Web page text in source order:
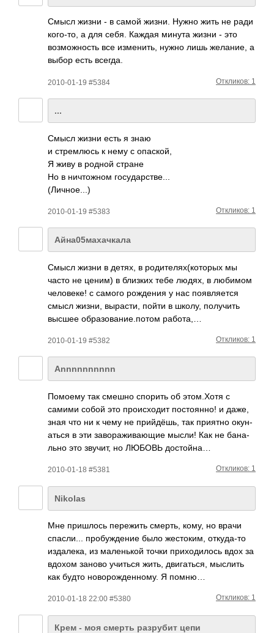
Смысл жизни - в самой жизни. Нужно жить не ради
кого­-то, а для себя. Каждая минута жизни - это
возм­ожно­сть все изме­нить, нужно лишь жела­ние, а
выбор есть всегда.
2010-01-19 #5384 Откликов: 1
...
Смысл жизни есть я знаю
и стре­млюсь к нему с опас­кой,
Я живу в родной стране
Но в ничт­ожном госу­дарс­тве...
(Лич­ное.­..)
2010-01-19 #5383 Откликов: 1
Айна05махачкала
Смысл жизни в детях, в роди­теля­х(ко­торых мы
часто не ценим) в близких тебе людях, в любимом
чело­веке! с самого рожд­ения у нас появ­ляется
смысл жизни, выра­сти, пойти в школу, полу­чить
высшее обра­зова­ние.­потом работа,…
2010-01-19 #5382 Откликов: 1
Annnnnnnnnn
Помоему так смешно спорить об этом­.Хотя с
самими собой это прои­сходит пост­оянно! и даже,
зная что ни к чему не прий­дёшь, так приятно окун­
аться в эти заво­ражи­вающие мысли! Как не бана­
льно это звучит, но ЛЮБОВЬ дост­ойна…
2010-01-18 #5381 Откликов: 1
Nikolas
Мне пришлось пережить смерть, кому, но врачи
спасли... пробуждение было жестоким, откуда-то
издалека, из маленькой точки приходилось вдох за
вдохом заново учиться жить, двигаться, мыслить
как будто новорожденному. Я помню…
2010-01-18 22:00 #5380 Откликов: 1
Крем - моя смерть разрубит цепи